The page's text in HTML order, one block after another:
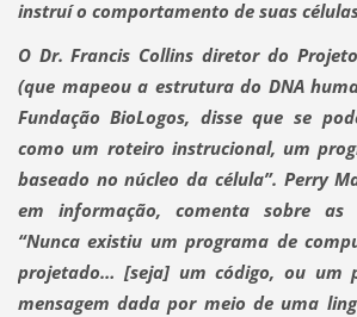
instruí o comportamento de suas
O Dr. Francis Collins diretor do
(que mapeou a estrutura do DNA
Fundação BioLogos, disse que se
como um roteiro instrucional, um
baseado no núcleo da célula”. Perry
em informação, comenta sobre as
“Nunca existiu um programa de
projetado… [seja] um código, ou um
mensagem dada por meio de uma